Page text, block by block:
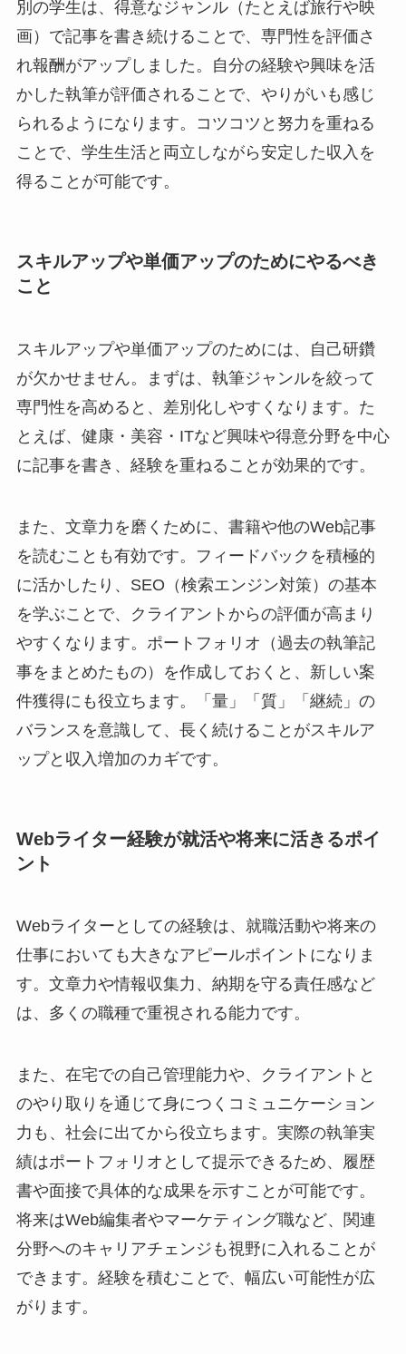
別の学生は、得意なジャンル（たとえば旅行や映
画）で記事を書き続けることで、専門性を評価さ
れ報酬がアップしました。自分の経験や興味を活
かした執筆が評価されることで、やりがいも感じ
られるようになります。コツコツと努力を重ねる
ことで、学生生活と両立しながら安定した収入を
得ることが可能です。
スキルアップや単価アップのためにやるべき
こと
スキルアップや単価アップのためには、自己研鑽
が欠かせません。まずは、執筆ジャンルを絞って
専門性を高めると、差別化しやすくなります。た
とえば、健康・美容・ITなど興味や得意分野を中心
に記事を書き、経験を重ねることが効果的です。
また、文章力を磨くために、書籍や他のWeb記事
を読むことも有効です。フィードバックを積極的
に活かしたり、SEO（検索エンジン対策）の基本
を学ぶことで、クライアントからの評価が高まり
やすくなります。ポートフォリオ（過去の執筆記
事をまとめたもの）を作成しておくと、新しい案
件獲得にも役立ちます。「量」「質」「継続」の
バランスを意識して、長く続けることがスキルア
ップと収入増加のカギです。
Webライター経験が就活や将来に活きるポイ
ント
Webライターとしての経験は、就職活動や将来の
仕事においても大きなアピールポイントになりま
す。文章力や情報収集力、納期を守る責任感など
は、多くの職種で重視される能力です。
また、在宅での自己管理能力や、クライアントと
のやり取りを通じて身につくコミュニケーション
力も、社会に出てから役立ちます。実際の執筆実
績はポートフォリオとして提示できるため、履歴
書や面接で具体的な成果を示すことが可能です。
将来はWeb編集者やマーケティング職など、関連
分野へのキャリアチェンジも視野に入れることが
できます。経験を積むことで、幅広い可能性が広
がります。